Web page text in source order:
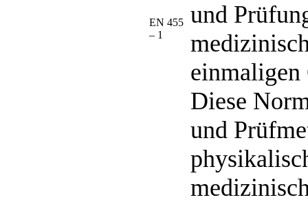
EN 455
– 1
und
einmaligen
Diese
und